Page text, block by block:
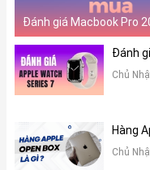
Đánh giá Macbook Pro
Đánh
Chủ
Hàng
Chủ